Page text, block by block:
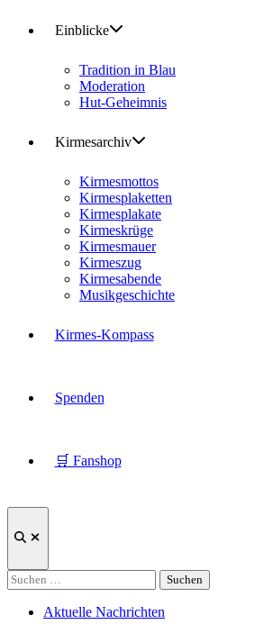
Einblicke
Tradition in Blau
Moderation
Hut-Geheimnis
Kirmesarchiv
Kirmesmottos
Kirmesplaketten
Kirmesplakate
Kirmeskrüge
Kirmesmauer
Kirmeszug
Kirmesabende
Musikgeschichte
Kirmes-Kompass
Spenden
🛒 Fanshop
Suche
Suchen
nach:
Veröffentlicht
Aktuelle Nachrichten